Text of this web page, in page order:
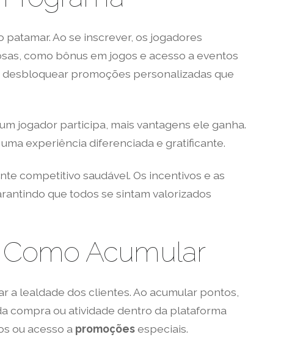
Ao se inscrever, os jogadores
como bônus em jogos e acesso a eventos
promoções personalizadas que
jogador participa, mais vantagens ele ganha.
experiência diferenciada e gratificante.
competitivo saudável. Os incentivos e as
que todos se sintam valorizados
Acumular
a lealdade dos clientes. Ao acumular pontos,
compra ou atividade dentro da plataforma
ou acesso a promoçõesespeciais.